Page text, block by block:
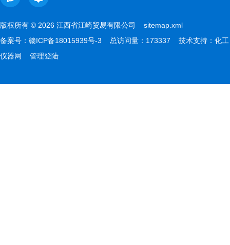
版权所有 © 2026 江西省江崎贸易有限公司 sitemap.xml
备案号： 赣ICP备18015939号-3 总访问量：173337 技术支持： 化工
仪器网
管理登陆